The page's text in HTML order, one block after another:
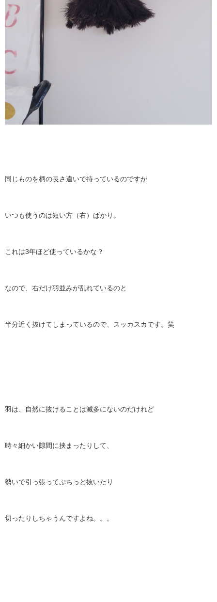
同じものを柄の長さ違いで持っているのですが
いつも使うのは短い方（右）ばかり。
これは3年ほど使っているかな？
なので、右だけ羽並みが乱れているのと
半分近く抜けてしまっているので、スッカスカです。笑
羽は、自然に抜けることは滅多にないのだけれど
時々細かい隙間に挟まったりして、
勢いで引っ張ってぷちっと抜いたり
切ったりしちゃうんですよね。。。